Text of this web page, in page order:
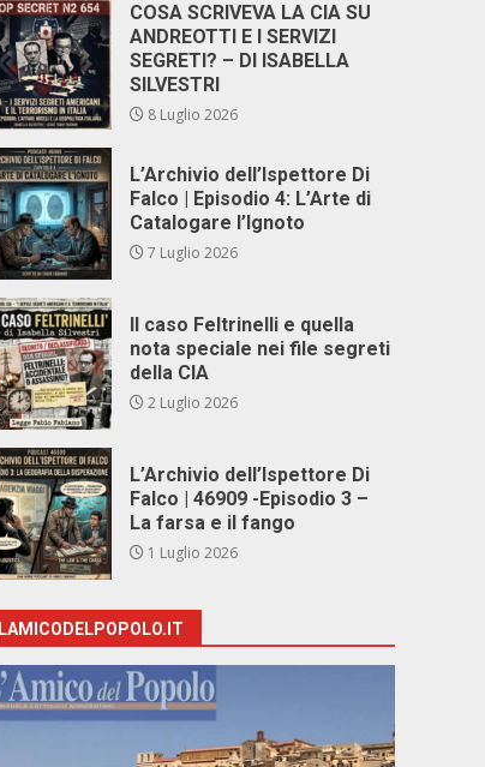
COSA SCRIVEVA LA CIA SU
ANDREOTTI E I SERVIZI
SEGRETI? – DI ISABELLA
SILVESTRI
8 Luglio 2026
L’Archivio dell’Ispettore Di
Falco | Episodio 4: L’Arte di
Catalogare l’Ignoto
7 Luglio 2026
Il caso Feltrinelli e quella
nota speciale nei file segreti
della CIA
2 Luglio 2026
L’Archivio dell’Ispettore Di
Falco | 46909 -Episodio 3 –
La farsa e il fango
1 Luglio 2026
LAMICODELPOPOLO.IT